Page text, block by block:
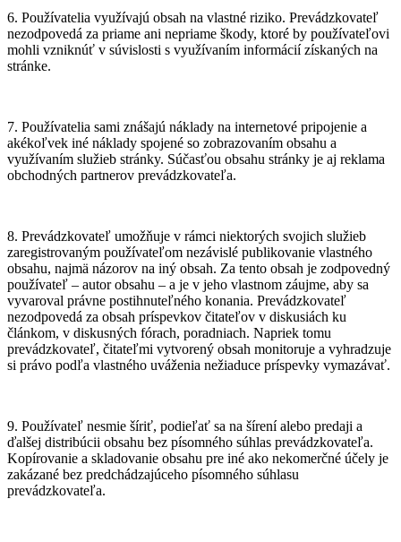
6. Používatelia využívajú obsah na vlastné riziko. Prevádzkovateľ
nezodpovedá za priame ani nepriame škody, ktoré by používateľovi
mohli vzniknúť v súvislosti s využívaním informácií získaných na
stránke.
7. Používatelia sami znášajú náklady na internetové pripojenie a
akékoľvek iné náklady spojené so zobrazovaním obsahu a
využívaním služieb stránky. Súčasťou obsahu stránky je aj reklama
obchodných partnerov prevádzkovateľa.
8. Prevádzkovateľ umožňuje v rámci niektorých svojich služieb
zaregistrovaným používateľom nezávislé publikovanie vlastného
obsahu, najmä názorov na iný obsah. Za tento obsah je zodpovedný
používateľ – autor obsahu – a je v jeho vlastnom záujme, aby sa
vyvaroval právne postihnuteľného konania. Prevádzkovateľ
nezodpovedá za obsah príspevkov čitateľov v diskusiách ku
článkom, v diskusných fórach, poradniach. Napriek tomu
prevádzkovateľ, čitateľmi vytvorený obsah monitoruje a vyhradzuje
si právo podľa vlastného uváženia nežiaduce príspevky vymazávať.
9. Používateľ nesmie šíriť, podieľať sa na šírení alebo predaji a
ďalšej distribúcii obsahu bez písomného súhlas prevádzkovateľa.
Kopírovanie a skladovanie obsahu pre iné ako nekomerčné účely je
zakázané bez predchádzajúceho písomného súhlasu
prevádzkovateľa.